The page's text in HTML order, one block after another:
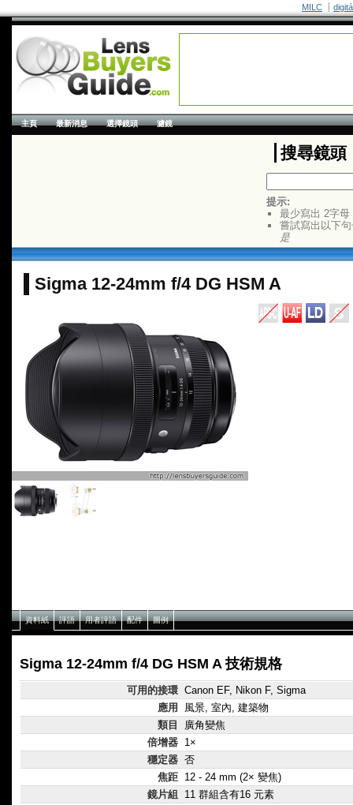
MILC
主頁 最新消息 選擇鏡頭 濾鏡
搜尋鏡頭
提示:
最少寫出 2字母
嘗試寫出以下
是
Sigma 12-24mm f/4 DG HSM A
資料紙 評語 用者評語 配件 圖例
Sigma 12-24mm f/4 DG HSM A 技術規格
可用的接環 Canon EF, Nikon F, Sigma
應用
風景, 室內, 建築物
類目
廣角變焦
倍增器 1×
穩定器 否
焦距 12 - 24 mm (2× 變焦)
鏡片組
11 群組含有16 元素